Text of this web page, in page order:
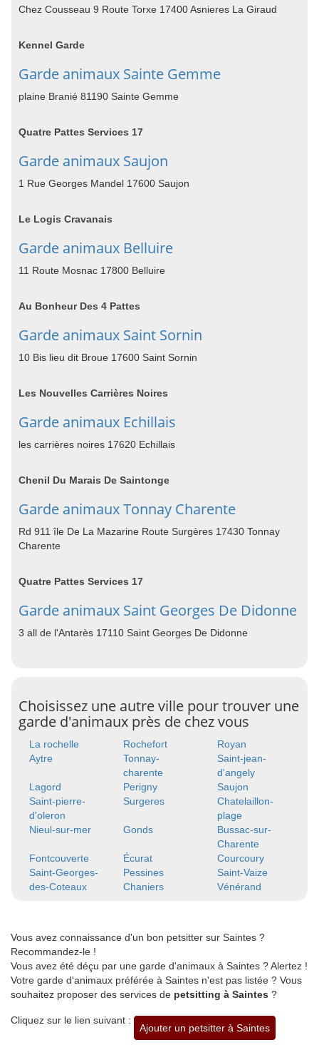
Chez Cousseau 9 Route Torxe 17400 Asnieres La Giraud
Kennel Garde
Garde animaux Sainte Gemme
plaine Branié 81190 Sainte Gemme
Quatre Pattes Services 17
Garde animaux Saujon
1 Rue Georges Mandel 17600 Saujon
Le Logis Cravanais
Garde animaux Belluire
11 Route Mosnac 17800 Belluire
Au Bonheur Des 4 Pattes
Garde animaux Saint Sornin
10 Bis lieu dit Broue 17600 Saint Sornin
Les Nouvelles Carrières Noires
Garde animaux Echillais
les carrières noires 17620 Echillais
Chenil Du Marais De Saintonge
Garde animaux Tonnay Charente
Rd 911 île De La Mazarine Route Surgères 17430 Tonnay
Charente
Quatre Pattes Services 17
Garde animaux Saint Georges De Didonne
3 all de l'Antarès 17110 Saint Georges De Didonne
Choisissez une autre ville pour trouver une
garde d'animaux près de chez vous
La rochelle Rochefort
Royan
Aytre
Tonnay-
charente
Saint-jean-
d'angely
Lagord
Perigny
Saujon
Saint-pierre-
d'oleron
Surgeres
Chatelaillon-
plage
Nieul-sur-mer
Gonds
Bussac-sur-
Charente
Fontcouverte
Écurat
Courcoury
Saint-Georges-
des-Coteaux
Pessines
Saint-Vaize
Chaniers
Vénérand
Vous avez connaissance d'un bon petsitter sur Saintes ?
Recommandez-le !
Vous avez été déçu par une garde d'animaux à Saintes ? Alertez !
Votre garde d'animaux préférée à Saintes n'est pas listée ? Vous
souhaitez proposer des services de petsitting à Saintes ?
Cliquez sur le lien suivant :
Ajouter un petsitter à Saintes